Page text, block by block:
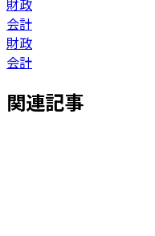
財政
会計
財政
会計
関連記事